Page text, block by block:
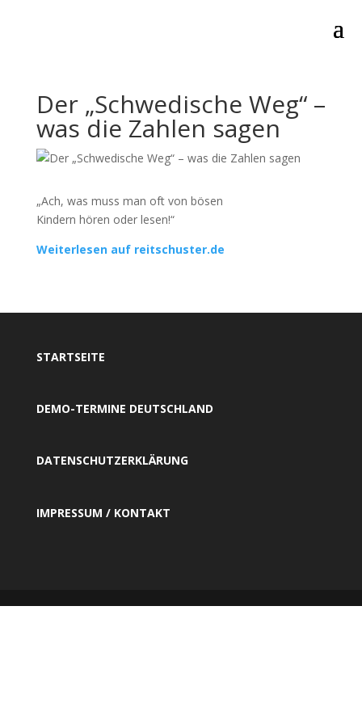
Der „Schwedische Weg“ –
was die Zahlen sagen
„Ach, was muss man oft von bösen
Kindern hören oder lesen!“
Weiterlesen auf reitschuster.de
STARTSEITE
DEMO-TERMINE DEUTSCHLAND
DATENSCHUTZERKLÄRUNG
IMPRESSUM / KONTAKT